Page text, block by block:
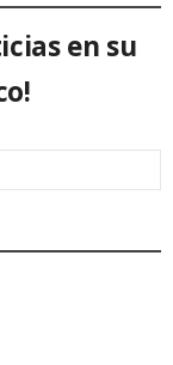
en su